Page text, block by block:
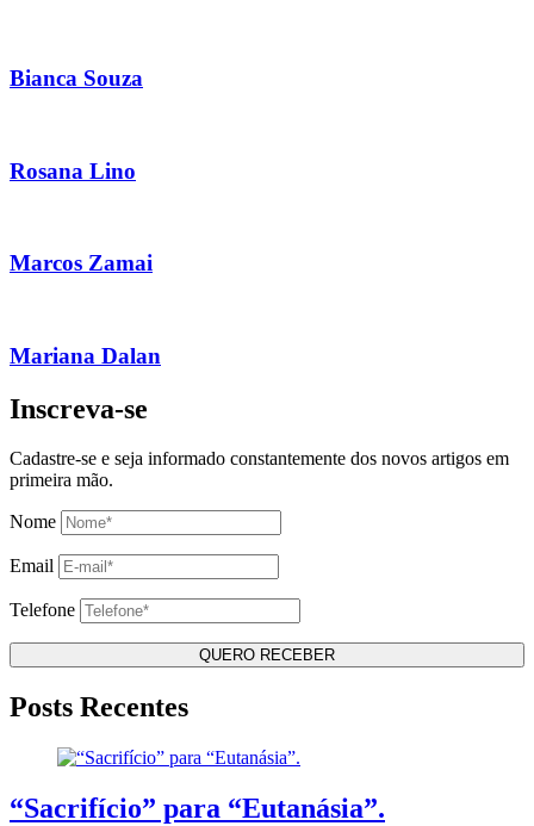
Bianca Souza
Rosana Lino
Marcos Zamai
Mariana Dalan
Inscreva-se
Cadastre-se e seja informado constantemente dos novos artigos em
primeira mão.
Nome
Email
Telefone
Posts Recentes
“Sacrifício” para “Eutanásia”.